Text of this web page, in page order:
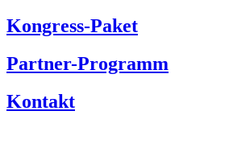
Kongress-Paket
Partner-Programm
Kontakt